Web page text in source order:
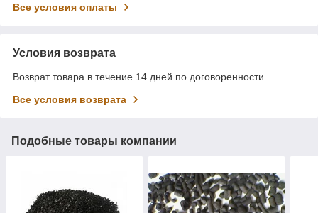
Все условия оплаты
Условия возврата
Возврат товара в течение 14 дней по договоренности
Все условия возврата
Подобные товары компании